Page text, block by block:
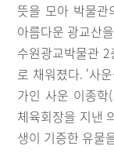
뜻을 모아 박물관
아름다운 광교산
수원광교박물관
로 채워졌다. ‘사
가인 사운 이종학
체육회장을 지낸
생이 기증한 유물